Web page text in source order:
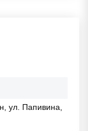
ул. Папивина,